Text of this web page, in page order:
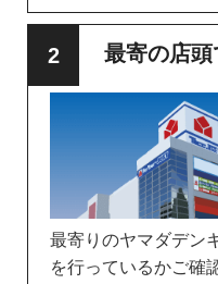
最寄の店
最寄りのヤマダデン
を行っているかご確